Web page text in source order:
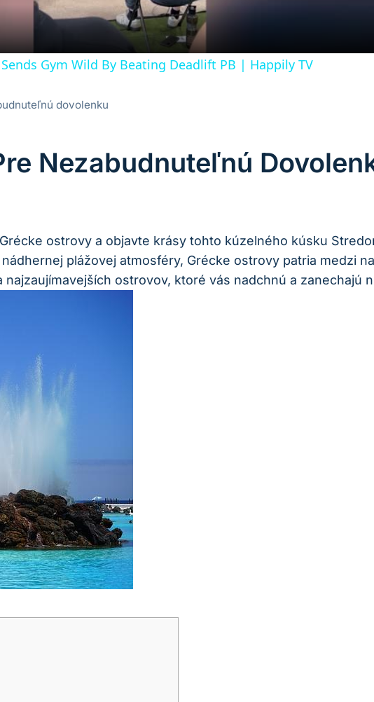
Gym Wild By Beating Deadlift PB | Happily TV
dovolenku
Nezabudnuteľnú
ostrovy a objavte krásy tohto kúzelného kúsku
plážovej atmosféry, Grécke ostrovy patria medzi
ostrovov, ktoré vás nadchnú a zanechajú